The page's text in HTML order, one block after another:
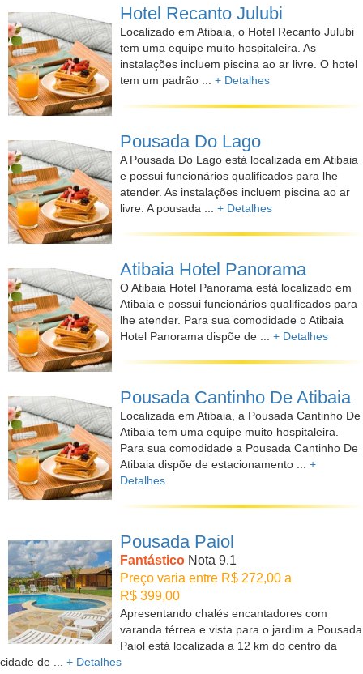
Hotel Recanto Julubi
Localizado em Atibaia, o Hotel Recanto Julubi
tem uma equipe muito hospitaleira. As
instalações incluem piscina ao ar livre. O hotel
tem um padrão ... + Detalhes
Pousada Do Lago
A Pousada Do Lago está localizada em Atibaia
e possui funcionários qualificados para lhe
atender. As instalações incluem piscina ao ar
livre. A pousada ... + Detalhes
Atibaia Hotel Panorama
O Atibaia Hotel Panorama está localizado em
Atibaia e possui funcionários qualificados para
lhe atender. Para sua comodidade o Atibaia
Hotel Panorama dispõe de ... + Detalhes
Pousada Cantinho De Atibaia
Localizada em Atibaia, a Pousada Cantinho De
Atibaia tem uma equipe muito hospitaleira.
Para sua comodidade a Pousada Cantinho De
Atibaia dispõe de estacionamento ... +
Detalhes
Pousada Paiol
Fantástico Nota 9.1
Preço varia entre R$ 272,00 a
R$ 399,00
Apresentando chalés encantadores com
varanda térrea e vista para o jardim a Pousada
Paiol está localizada a 12 km do centro da
cidade de ... + Detalhes